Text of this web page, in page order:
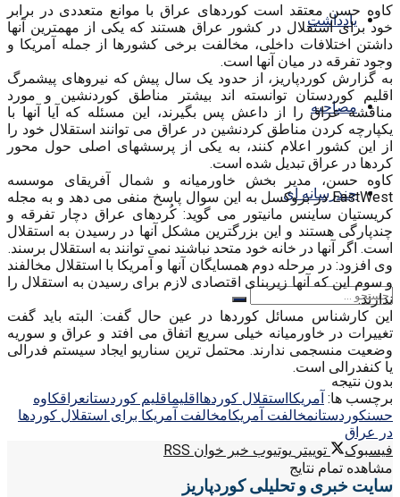
یادداشت
مصاحبه
چندرسانه ای
بدون نتیجه
مشاهده تمام نتایج
کاوه حسن معتقد است کوردهای عراق با موانع متعددی در برابر
خود برای استقلال در کشور عراق هستند که یکی از مهمترین آنها
داشتن اختلافات داخلی، مخالفت برخی کشورها از جمله آمریکا و
وجود تفرقه در میان آنها است.
به گزارش کوردپاریز، از حدود یک سال پیش که نیروهای پیشمرگ
اقلیم کوردستان توانسته اند بیشتر مناطق کوردنشین و مورد
مناقشه عراق را از داعش پس بگیرند، این مسئله که آیا آنها با
یکپارچه کردن مناطق کردنشین در عراق می توانند استقلال خود را
از این کشور اعلام کنند، به یکی از پرسشهای اصلی حول محور
کردها در عراق تبدیل شده است.
کاوه حسن، مدیر بخش خاورمیانه و شمال آفریقای موسسه
EastWest در بروکسل به این سوال پاسخ منفی می دهد و به مجله
کریستیان ساینس مانیتور می گوید: کُردهای عراق دچار تفرقه و
چندپارگی هستند و این بزرگترین مشکل آنها در رسیدن به استقلال
است. اگر آنها در خانه خود متحد نباشند نمی توانند به استقلال برسند.
وی افزود: در مرحله دوم همسایگان آنها و آمریکا با استقلال مخالفند
و سوم این که آنها زیربنای اقتصادی لازم برای رسیدن به استقلال را
ندارند.
این کارشناس مسائل کوردها در عین حال گفت: البته باید گفت
تغییرات در خاورمیانه خیلی سریع اتفاق می افتد و عراق و سوریه
وضعیت منسجمی ندارند. محتمل ترین سناریو ایجاد سیستم فدرالی
یا کنفدرالی است.
برچسب ها: آمریکااستقلال کوردهااقلیماقلیم کوردستانعراقکاوه
حسنکوردستانمخالفت آمریکامخالفت آمریکا برای استقلال کوردها
در عراق
فیسبوک
توییتر یوتیوب خبر خوان RSS
سایت خبری و تحلیلی کوردپاریز